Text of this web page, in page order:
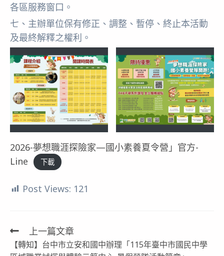
各區服務窗口。
七、主辦單位保有修正、調整、暫停、終止本活動
及最終解釋之權利。
2026-夢想職涯探險家—國小素養夏令營」官方-
Line
下載
Post Views: 121
Read
more
上一篇文章
【轉知】台中市立安和國中辦理「115年臺中市國民中學